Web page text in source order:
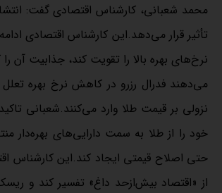
نرخ‌های بهره بالا را تقویت کند، جذابیت آن
می‌دهند فدرال رزرو در کاهش نرخ بهره تعلل
نزولی بر قیمت طلا وارد می‌کنند.شعبانی
خود را از طلا به سمت دارایی‌های بهره‌دار
حتی اصلاح قیمتی ایجاد کند.این کارشناس
از «اقتصاد بیش‌ازحد داغ» تفسیر کند و